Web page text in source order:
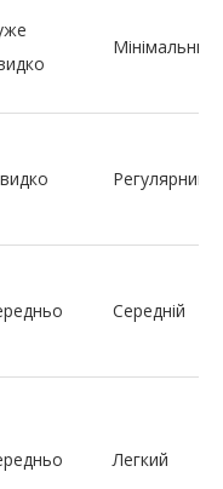
Мінімальний
Регулярний
Середній
Легкий